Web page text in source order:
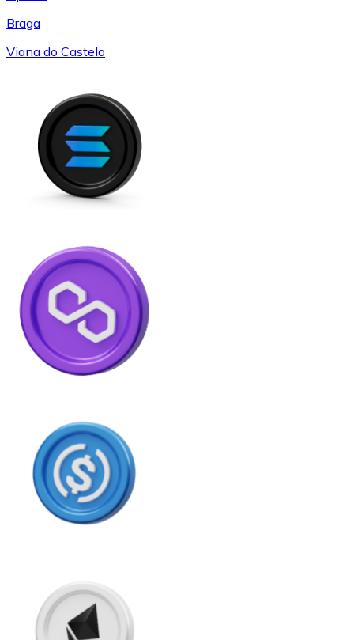
Braga
Viana do Castelo